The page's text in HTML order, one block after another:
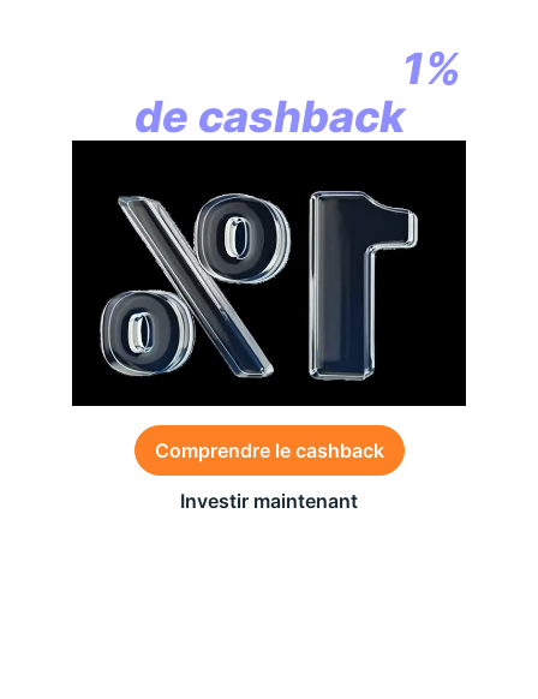
1%
de cashback
Comprendre le cashback
Investir maintenant